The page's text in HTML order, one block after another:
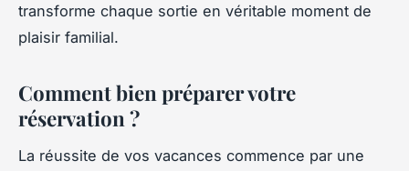
transforme chaque sortie en véritable moment de
plaisir familial.
Comment bien préparer votre
réservation ?
La réussite de vos vacances commence par une